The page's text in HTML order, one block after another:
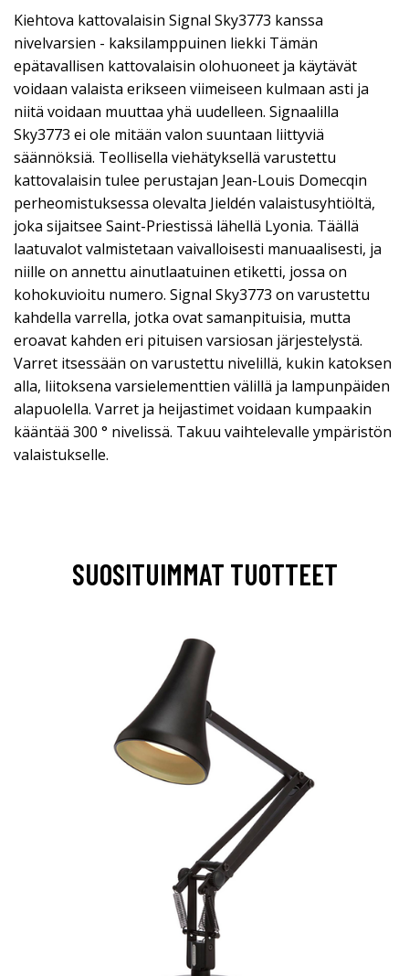
Kiehtova kattovalaisin Signal Sky3773 kanssa
nivelvarsien - kaksilamppuinen liekki Tämän
epätavallisen kattovalaisin olohuoneet ja käytävät
voidaan valaista erikseen viimeiseen kulmaan asti ja
niitä voidaan muuttaa yhä uudelleen. Signaalilla
Sky3773 ei ole mitään valon suuntaan liittyviä
säännöksiä. Teollisella viehätyksellä varustettu
kattovalaisin tulee perustajan Jean-Louis Domecqin
perheomistuksessa olevalta Jieldén valaistusyhtiöltä,
joka sijaitsee Saint-Priestissä lähellä Lyonia. Täällä
laatuvalot valmistetaan vaivalloisesti manuaalisesti, ja
niille on annettu ainutlaatuinen etiketti, jossa on
kohokuvioitu numero. Signal Sky3773 on varustettu
kahdella varrella, jotka ovat samanpituisia, mutta
eroavat kahden eri pituisen varsiosan järjestelystä.
Varret itsessään on varustettu nivelillä, kukin katoksen
alla, liitoksena varsielementtien välillä ja lampunpäiden
alapuolella. Varret ja heijastimet voidaan kumpaakin
kääntää 300 ° nivelissä. Takuu vaihtelevalle ympäristön
valaistukselle.
SUOSITUIMMAT TUOTTEET